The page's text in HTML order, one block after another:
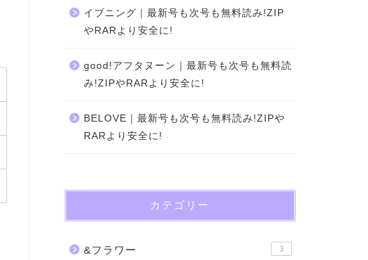
イブニング｜最新号も次号も無料読み!ZIP
やRARより安全に!
good!アフタヌーン｜最新号も次号も無料読
み!ZIPやRARより安全に!
BELOVE｜最新号も次号も無料読み!ZIPや
RARより安全に!
カテゴリー
&フラワー 3